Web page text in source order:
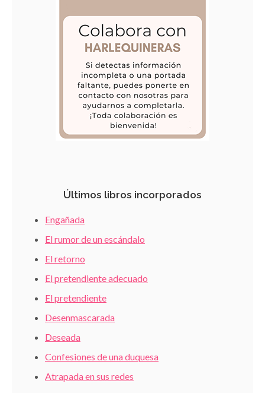
Últimos libros incorporados
Engañada
El rumor de un escándalo
El retorno
El pretendiente adecuado
El pretendiente
Desenmascarada
Deseada
Confesiones de una duquesa
Atrapada en sus redes